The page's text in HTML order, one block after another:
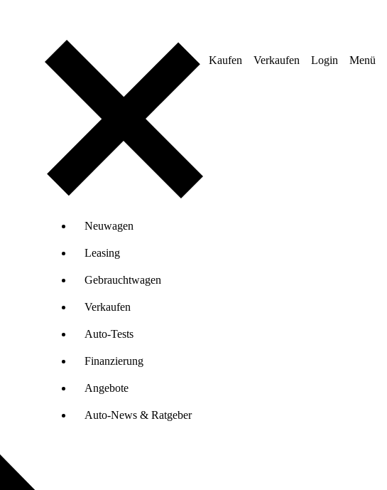
Neuwagen
Leasing
Gebrauchtwagen
Verkaufen
Auto-Tests
Finanzierung
Angebote
Auto-News & Ratgeber
Kaufen Verkaufen Login Menü